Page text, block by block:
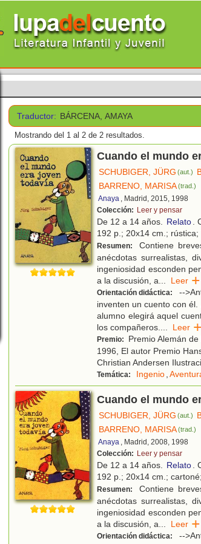
Traductor: BÁRCENA, AMAYA
Mostrando del 1 al 2 de 2 resultados.
Cuando el mundo
SCHUBIGER, JÜRG (aut.)
BARRENO, MARISA(trad.)
Anaya , Madrid, 2015, 1998
Colección: Leer y pensar
De 12 a 14 años. Relato.
192 p.; 20x14 cm.; rústica;
Resumen:
Contiene
anécdotas surrealistas,
ingeniosidad esconden
a la discusión, a... Leer
Orientación didáctica:
--
inventen un cuento con
alumno elegirá aquel
los compañeros.... Leer
Premio:
Premio Alemán
1996, El autor Premio
Christian Andersen
Temática: Ingenio,
Cuando el mundo
SCHUBIGER, JÜRG (aut.)
BARRENO, MARISA(trad.)
Anaya , Madrid, 2008, 1998
Colección: Leer y pensar
De 12 a 14 años. Relato.
192 p.; 20x14 cm.;
Resumen:
Contiene
anécdotas surrealistas,
ingeniosidad esconden
a la discusión, a... Leer
Orientación didáctica:
--